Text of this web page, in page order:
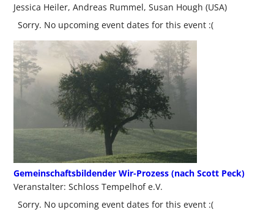
Jessica Heiler, Andreas Rummel, Susan Hough (USA)
Sorry. No upcoming event dates for this event :(
Gemeinschaftsbildender Wir-Prozess (nach Scott Peck)
Veranstalter: Schloss Tempelhof e.V.
Sorry. No upcoming event dates for this event :(